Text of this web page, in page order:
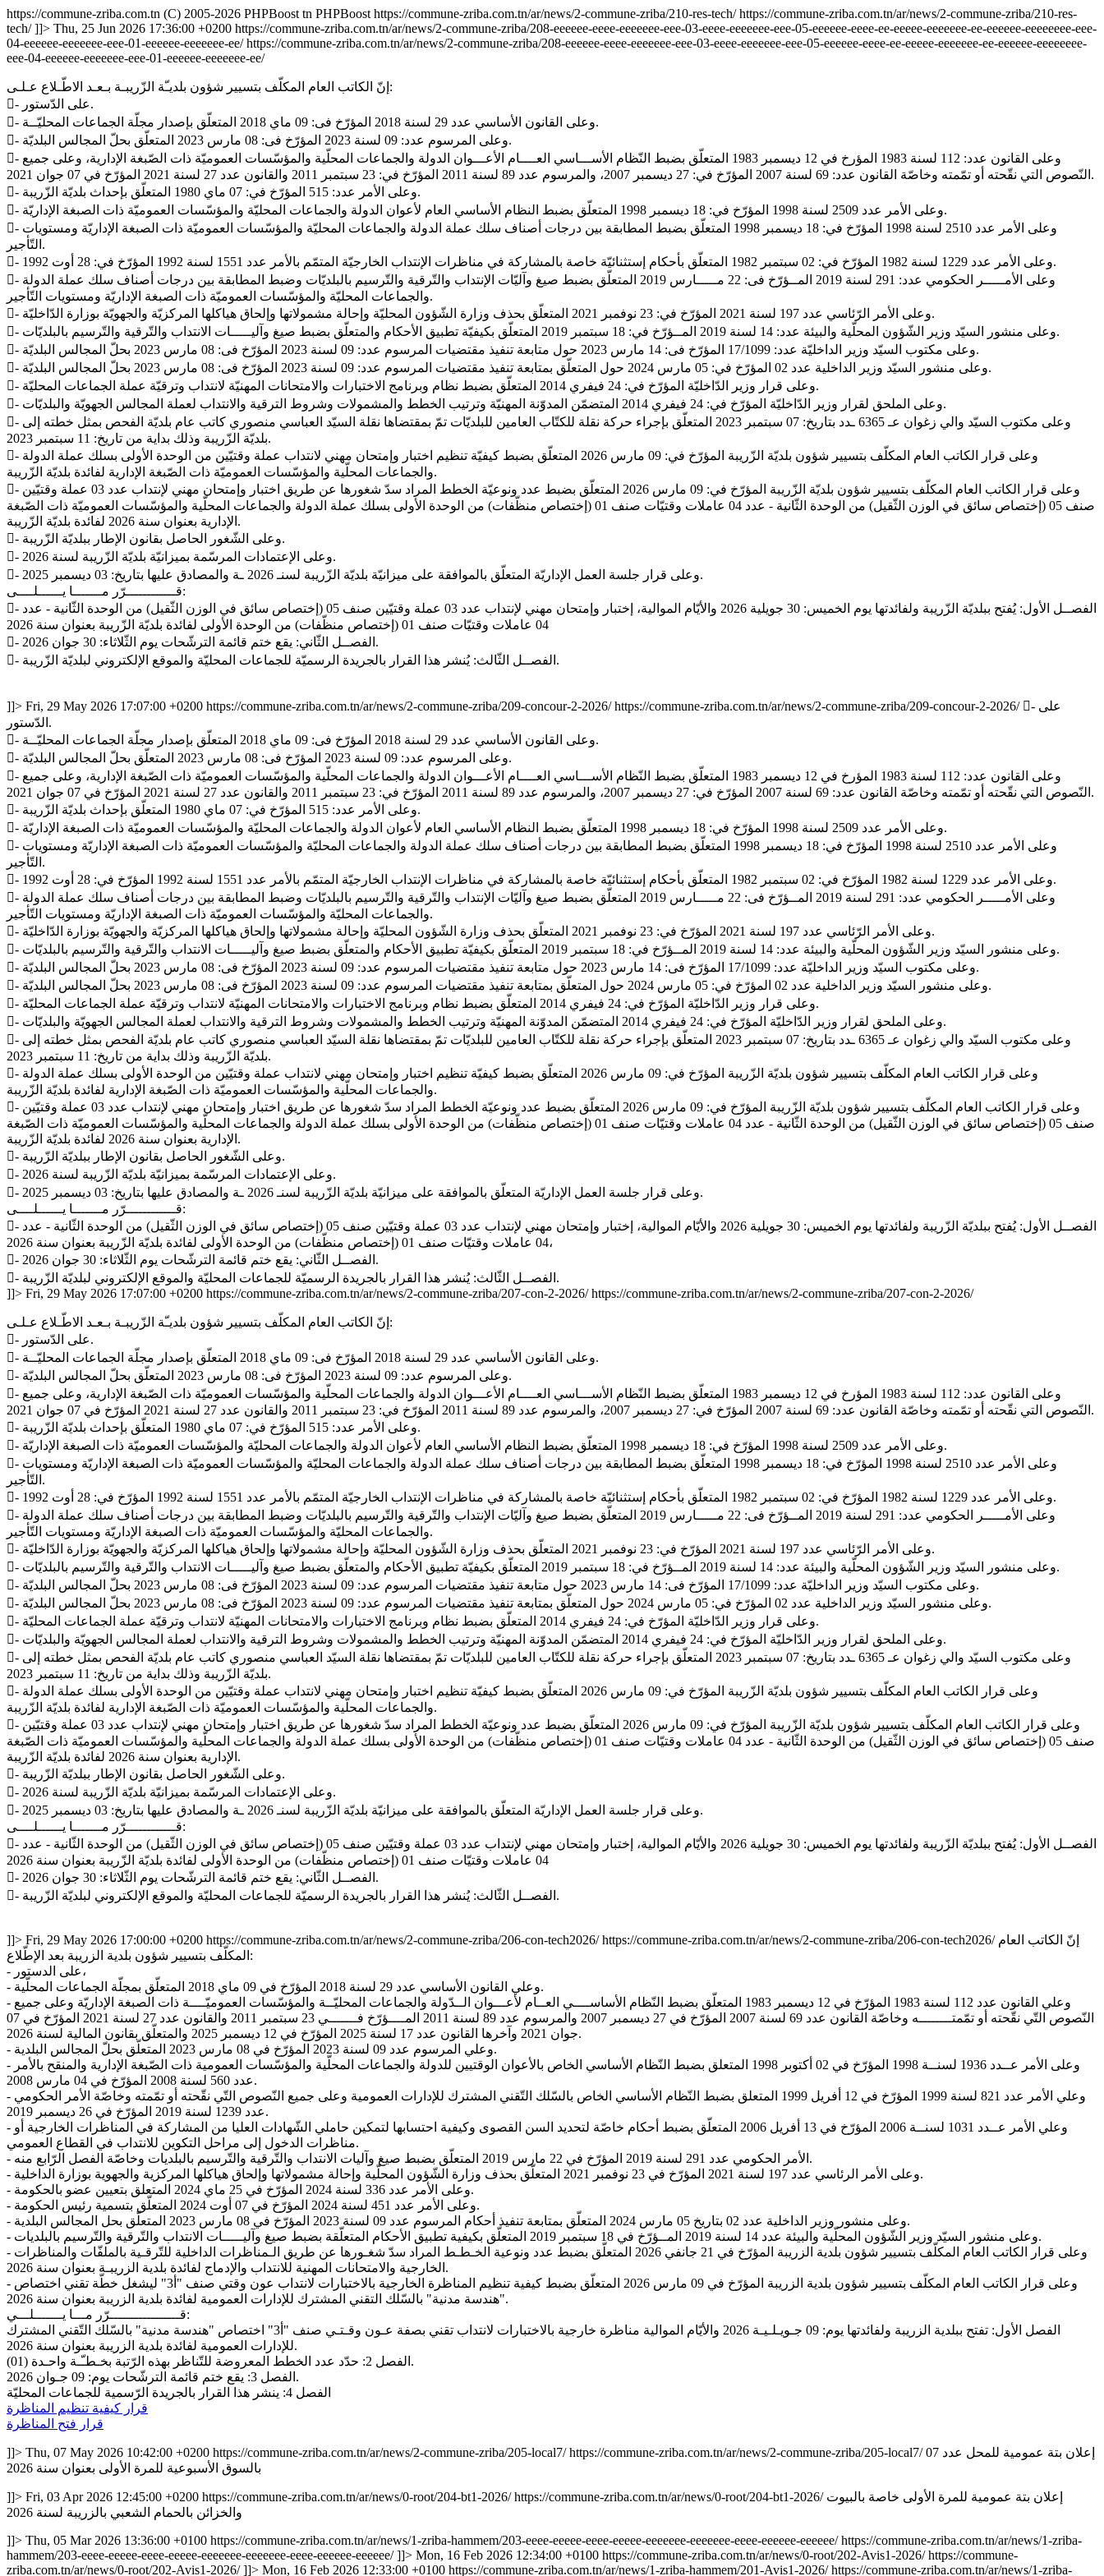
https://commune-zriba.com.tn (C) 2005-2026 PHPBoost tn PHPBoost https://commune-zriba.com.tn/ar/news/2-commune-zriba/210-res-tech/https://commune-zriba.com.tn/ar/news/2-commune-zriba/210-res-
tech/ ]]> Thu, 25 Jun 2026 17:36:00 +0200 https://commune-zriba.com.tn/ar/news/2-commune-zriba/208-eeeeee-eeee-eeeeeee-eee-03-eeee-eeeeeee-eee-05-eeeeee-eeee-ee-eeeee-eeeeeee-ee-eeeeee-eeeeeeee-eee-
04-eeeeee-eeeeeee-eee-01-eeeeee-eeeeeee-ee/https://commune-zriba.com.tn/ar/news/2-commune-zriba/208-eeeeee-eeee-eeeeeee-eee-03-eeee-eeeeeee-eee-05-eeeeee-eeee-ee-eeeee-eeeeeee-ee-eeeeee-eeeeeeee-
eee-04-eeeeee-eeeeeee-eee-01-eeeeee-eeeeeee-ee/
إنّ الكاتب العام المكلّف بتسيير شؤون بلديـّة الزّريبـة بـعـد الاطّـلاع عـلـى:
- على الدّستور.
- وعلى القانون الأساسي عدد 29 لسنة 2018 المؤرّخ فى: 09 ماي 2018 المتعلّق بإصدار مجلّة الجماعات المحليّــة.
- وعلى المرسوم عدد: 09 لسنة 2023 المؤرّخ فى: 08 مارس 2023 المتعلّق بحلّ المجالس البلديّة.
- وعلى القانون عدد: 112 لسنة 1983 المؤرخ في 12 ديسمبر 1983 المتعلّق بضبط النّظام الأســـاسي العــــام الأعـــوان الدولة والجماعات المحلّية والمؤسّسات العموميّة ذات الصّبغة الإدارية، وعلى جميع
النّصوص التي نقّحته أو تمّمته وخاصّة القانون عدد: 69 لسنة 2007 المؤرّخ في: 27 ديسمبر 2007، والمرسوم عدد 89 لسنة 2011 المؤرّخ في: 23 سبتمبر 2011 والقانون عدد 27 لسنة 2021 المؤرّخ في 07 جوان 2021.
- وعلى الأمر عدد: 515 المؤرّخ في: 07 ماي 1980 المتعلّق بإحداث بلديّة الزّريبة.
- وعلى الأمر عدد 2509 لسنة 1998 المؤرّخ في: 18 ديسمبر 1998 المتعلّق بضبط النظام الأساسي العام لأعوان الدولة والجماعات المحليّة والمؤسّسات العموميّة ذات الصبغة الإداريّة.
- وعلى الأمر عدد 2510 لسنة 1998 المؤرّخ في: 18 ديسمبر 1998 المتعلّق بضبط المطابقة بين درجات أصناف سلك عملة الدولة والجماعات المحليّة والمؤسّسات العموميّة ذات الصبغة الإداريّة ومستويات
التّأجير.
- وعلى الأمر عدد 1229 لسنة 1982 المؤرّخ في: 02 سبتمبر 1982 المتعلّق بأحكام إستثنائيّة خاصة بالمشاركة في مناظرات الإنتداب الخارجيّة المتمّم بالأمر عدد 1551 لسنة 1992 المؤرّخ في: 28 أوت 1992.
- وعلى الأمـــــر الحكومي عدد: 291 لسنة 2019 المــؤرّخ فى: 22 مـــــارس 2019 المتعلّق بضبط صيغ وآليّات الإنتداب والتّرقية والتّرسيم بالبلديّات وضبط المطابقة بين درجات أصناف سلك عملة الدولة
والجماعات المحليّة والمؤسّسات العموميّة ذات الصبغة الإداريّة ومستويات التّأجير.
- وعلى الأمر الرّئاسي عدد 197 لسنة 2021 المؤرّخ في: 23 نوفمبر 2021 المتعلّق بحذف وزارة الشّؤون المحليّة وإحالة مشمولاتها وإلحاق هياكلها المركزيّة والجهويّة بوزارة الدّاخليّة.
- وعلى منشور السيّد وزير الشّؤون المحلّية والبيئة عدد: 14 لسنة 2019 المــؤرّخ في: 18 سبتمبر 2019 المتعلّق بكيفيّة تطبيق الأحكام والمتعلّق بضبط صيغ وآليـــــات الانتداب والتّرقية والتّرسيم بالبلديّات.
- وعلى مكتوب السيّد وزير الداخليّة عدد: 17/1099 المؤرّخ فى: 14 مارس 2023 حول متابعة تنفيذ مقتضيات المرسوم عدد: 09 لسنة 2023 المؤرّخ فى: 08 مارس 2023 بحلّ المجالس البلديّة.
- وعلى منشور السيّد وزير الداخلية عدد 02 المؤرّخ في: 05 مارس 2024 حول المتعلّق بمتابعة تنفيذ مقتضيات المرسوم عدد: 09 لسنة 2023 المؤرّخ فى: 08 مارس 2023 بحلّ المجالس البلديّة.
- وعلى قرار وزير الدّاخليّة المؤرّخ في: 24 فيفري 2014 المتعلّق بضبط نظام وبرنامج الاختبارات والامتحانات المهنيّة لانتداب وترقيّة عملة الجماعات المحليّة.
- وعلى الملحق لقرار وزير الدّاخليّة المؤرّخ في: 24 فيفري 2014 المتضمّن المدوّنة المهنيّة وترتيب الخطط والمشمولات وشروط الترقية والانتداب لعملة المجالس الجهويّة والبلديّات.
- وعلى مكتوب السيّد والي زغوان عـ 6365 ـدد بتاريخ: 07 سبتمبر 2023 المتعلّق بإجراء حركة نقلة للكتّاب العامين للبلديّات تمّ بمقتضاها نقلة السيّد العباسي منصوري كاتب عام بلديّة الفحص بمثل خطته إلى
بلديّة الزّريبة وذلك بداية من تاريخ: 11 سبتمبر 2023.
- وعلى قرار الكاتب العام المكلّف بتسيير شؤون بلديّة الزّريبة المؤرّخ في: 09 مارس 2026 المتعلّق بضبط كيفيّة تنظيم اختبار وإمتحان مهني لانتداب عملة وقتيّين من الوحدة الأولى بسلك عملة الدولة
والجماعات المحلّية والمؤسّسات العموميّة ذات الصّبغة الإدارية لفائدة بلديّة الزّريبة.
- وعلى قرار الكاتب العام المكلّف بتسيير شؤون بلديّة الزّريبة المؤرّخ في: 09 مارس 2026 المتعلّق بضبط عدد ونوعيّة الخطط المراد سدّ شغورها عن طريق اختبار وإمتحان مهني لإنتداب عدد 03 عملة وقتيّين
صنف 05 (إختصاص سائق في الوزن الثّقيل) من الوحدة الثّانية - عدد 04 عاملات وقتيّات صنف 01 (إختصاص منظّفات) من الوحدة الأولى بسلك عملة الدولة والجماعات المحلّية والمؤسّسات العموميّة ذات الصّبغة
الإدارية بعنوان سنة 2026 لفائدة بلديّة الزّريبة.
- وعلى الشّغور الحاصل بقانون الإطار ببلديّة الزّريبة.
- وعلى الإعتمادات المرسّمة بميزانيّة بلديّة الزّريبة لسنة 2026.
- وعلى قرار جلسة العمل الإداريّة المتعلّق بالموافقة على ميزانيّة بلديّة الزّريبة لسنـ 2026 ـة والمصادق عليها بتاريخ: 03 ديسمبر 2025.
قــــــــــــرّر مـــــــا يــــــلــــى:
- الفصــل الأول: يُفتح ببلديّة الزّريبة ولفائدتها يوم الخميس: 30 جويلية 2026 والأيّام الموالية، إختبار وإمتحان مهني لإنتداب عدد 03 عملة وقتيّين صنف 05 (إختصاص سائق في الوزن الثّقيل) من الوحدة الثّانية - عدد
04 عاملات وقتيّات صنف 01 (إختصاص منظّفات) من الوحدة الأولى لفائدة بلديّة الزّريبة بعنوان سنة 2026
- الفصــل الثّاني: يقع ختم قائمة الترشّحات يوم الثّلاثاء: 30 جوان 2026.
- الفصــل الثّالث: يُنشر هذا القرار بالجريدة الرسميّة للجماعات المحليّة والموقع الإلكتروني لبلديّة الزّريبة.
]]> Fri, 29 May 2026 17:07:00 +0200 https://commune-zriba.com.tn/ar/news/2-commune-zriba/209-concour-2-2026/https://commune-zriba.com.tn/ar/news/2-commune-zriba/209-concour-2-2026/ - على
الدّستور.
- وعلى القانون الأساسي عدد 29 لسنة 2018 المؤرّخ فى: 09 ماي 2018 المتعلّق بإصدار مجلّة الجماعات المحليّــة.
- وعلى المرسوم عدد: 09 لسنة 2023 المؤرّخ فى: 08 مارس 2023 المتعلّق بحلّ المجالس البلديّة.
- وعلى القانون عدد: 112 لسنة 1983 المؤرخ في 12 ديسمبر 1983 المتعلّق بضبط النّظام الأســـاسي العــــام الأعـــوان الدولة والجماعات المحلّية والمؤسّسات العموميّة ذات الصّبغة الإدارية، وعلى جميع
النّصوص التي نقّحته أو تمّمته وخاصّة القانون عدد: 69 لسنة 2007 المؤرّخ في: 27 ديسمبر 2007، والمرسوم عدد 89 لسنة 2011 المؤرّخ في: 23 سبتمبر 2011 والقانون عدد 27 لسنة 2021 المؤرّخ في 07 جوان 2021.
- وعلى الأمر عدد: 515 المؤرّخ في: 07 ماي 1980 المتعلّق بإحداث بلديّة الزّريبة.
- وعلى الأمر عدد 2509 لسنة 1998 المؤرّخ في: 18 ديسمبر 1998 المتعلّق بضبط النظام الأساسي العام لأعوان الدولة والجماعات المحليّة والمؤسّسات العموميّة ذات الصبغة الإداريّة.
- وعلى الأمر عدد 2510 لسنة 1998 المؤرّخ في: 18 ديسمبر 1998 المتعلّق بضبط المطابقة بين درجات أصناف سلك عملة الدولة والجماعات المحليّة والمؤسّسات العموميّة ذات الصبغة الإداريّة ومستويات
التّأجير.
- وعلى الأمر عدد 1229 لسنة 1982 المؤرّخ في: 02 سبتمبر 1982 المتعلّق بأحكام إستثنائيّة خاصة بالمشاركة في مناظرات الإنتداب الخارجيّة المتمّم بالأمر عدد 1551 لسنة 1992 المؤرّخ في: 28 أوت 1992.
- وعلى الأمـــــر الحكومي عدد: 291 لسنة 2019 المــؤرّخ فى: 22 مـــــارس 2019 المتعلّق بضبط صيغ وآليّات الإنتداب والتّرقية والتّرسيم بالبلديّات وضبط المطابقة بين درجات أصناف سلك عملة الدولة
والجماعات المحليّة والمؤسّسات العموميّة ذات الصبغة الإداريّة ومستويات التّأجير.
- وعلى الأمر الرّئاسي عدد 197 لسنة 2021 المؤرّخ في: 23 نوفمبر 2021 المتعلّق بحذف وزارة الشّؤون المحليّة وإحالة مشمولاتها وإلحاق هياكلها المركزيّة والجهويّة بوزارة الدّاخليّة.
- وعلى منشور السيّد وزير الشّؤون المحلّية والبيئة عدد: 14 لسنة 2019 المــؤرّخ في: 18 سبتمبر 2019 المتعلّق بكيفيّة تطبيق الأحكام والمتعلّق بضبط صيغ وآليـــــات الانتداب والتّرقية والتّرسيم بالبلديّات.
- وعلى مكتوب السيّد وزير الداخليّة عدد: 17/1099 المؤرّخ فى: 14 مارس 2023 حول متابعة تنفيذ مقتضيات المرسوم عدد: 09 لسنة 2023 المؤرّخ فى: 08 مارس 2023 بحلّ المجالس البلديّة.
- وعلى منشور السيّد وزير الداخلية عدد 02 المؤرّخ في: 05 مارس 2024 حول المتعلّق بمتابعة تنفيذ مقتضيات المرسوم عدد: 09 لسنة 2023 المؤرّخ فى: 08 مارس 2023 بحلّ المجالس البلديّة.
- وعلى قرار وزير الدّاخليّة المؤرّخ في: 24 فيفري 2014 المتعلّق بضبط نظام وبرنامج الاختبارات والامتحانات المهنيّة لانتداب وترقيّة عملة الجماعات المحليّة.
- وعلى الملحق لقرار وزير الدّاخليّة المؤرّخ في: 24 فيفري 2014 المتضمّن المدوّنة المهنيّة وترتيب الخطط والمشمولات وشروط الترقية والانتداب لعملة المجالس الجهويّة والبلديّات.
- وعلى مكتوب السيّد والي زغوان عـ 6365 ـدد بتاريخ: 07 سبتمبر 2023 المتعلّق بإجراء حركة نقلة للكتّاب العامين للبلديّات تمّ بمقتضاها نقلة السيّد العباسي منصوري كاتب عام بلديّة الفحص بمثل خطته إلى
بلديّة الزّريبة وذلك بداية من تاريخ: 11 سبتمبر 2023.
- وعلى قرار الكاتب العام المكلّف بتسيير شؤون بلديّة الزّريبة المؤرّخ في: 09 مارس 2026 المتعلّق بضبط كيفيّة تنظيم اختبار وإمتحان مهني لانتداب عملة وقتيّين من الوحدة الأولى بسلك عملة الدولة
والجماعات المحلّية والمؤسّسات العموميّة ذات الصّبغة الإدارية لفائدة بلديّة الزّريبة.
- وعلى قرار الكاتب العام المكلّف بتسيير شؤون بلديّة الزّريبة المؤرّخ في: 09 مارس 2026 المتعلّق بضبط عدد ونوعيّة الخطط المراد سدّ شغورها عن طريق اختبار وإمتحان مهني لإنتداب عدد 03 عملة وقتيّين
صنف 05 (إختصاص سائق في الوزن الثّقيل) من الوحدة الثّانية - عدد 04 عاملات وقتيّات صنف 01 (إختصاص منظّفات) من الوحدة الأولى بسلك عملة الدولة والجماعات المحلّية والمؤسّسات العموميّة ذات الصّبغة
الإدارية بعنوان سنة 2026 لفائدة بلديّة الزّريبة.
- وعلى الشّغور الحاصل بقانون الإطار ببلديّة الزّريبة.
- وعلى الإعتمادات المرسّمة بميزانيّة بلديّة الزّريبة لسنة 2026.
- وعلى قرار جلسة العمل الإداريّة المتعلّق بالموافقة على ميزانيّة بلديّة الزّريبة لسنـ 2026 ـة والمصادق عليها بتاريخ: 03 ديسمبر 2025.
قــــــــــــرّر مـــــــا يــــــلــــى:
- الفصــل الأول: يُفتح ببلديّة الزّريبة ولفائدتها يوم الخميس: 30 جويلية 2026 والأيّام الموالية، إختبار وإمتحان مهني لإنتداب عدد 03 عملة وقتيّين صنف 05 (إختصاص سائق في الوزن الثّقيل) من الوحدة الثّانية - عدد
04 عاملات وقتيّات صنف 01 (إختصاص منظّفات) من الوحدة الأولى لفائدة بلديّة الزّريبة بعنوان سنة 2026،
- الفصــل الثّاني: يقع ختم قائمة الترشّحات يوم الثّلاثاء: 30 جوان 2026.
- الفصــل الثّالث: يُنشر هذا القرار بالجريدة الرسميّة للجماعات المحليّة والموقع الإلكتروني لبلديّة الزّريبة.
]]> Fri, 29 May 2026 17:07:00 +0200 https://commune-zriba.com.tn/ar/news/2-commune-zriba/207-con-2-2026/https://commune-zriba.com.tn/ar/news/2-commune-zriba/207-con-2-2026/
إنّ الكاتب العام المكلّف بتسيير شؤون بلديـّة الزّريبـة بـعـد الاطّـلاع عـلـى:
- على الدّستور.
- وعلى القانون الأساسي عدد 29 لسنة 2018 المؤرّخ فى: 09 ماي 2018 المتعلّق بإصدار مجلّة الجماعات المحليّــة.
- وعلى المرسوم عدد: 09 لسنة 2023 المؤرّخ فى: 08 مارس 2023 المتعلّق بحلّ المجالس البلديّة.
- وعلى القانون عدد: 112 لسنة 1983 المؤرخ في 12 ديسمبر 1983 المتعلّق بضبط النّظام الأســـاسي العــــام الأعـــوان الدولة والجماعات المحلّية والمؤسّسات العموميّة ذات الصّبغة الإدارية، وعلى جميع
النّصوص التي نقّحته أو تمّمته وخاصّة القانون عدد: 69 لسنة 2007 المؤرّخ في: 27 ديسمبر 2007، والمرسوم عدد 89 لسنة 2011 المؤرّخ في: 23 سبتمبر 2011 والقانون عدد 27 لسنة 2021 المؤرّخ في 07 جوان 2021.
- وعلى الأمر عدد: 515 المؤرّخ في: 07 ماي 1980 المتعلّق بإحداث بلديّة الزّريبة.
- وعلى الأمر عدد 2509 لسنة 1998 المؤرّخ في: 18 ديسمبر 1998 المتعلّق بضبط النظام الأساسي العام لأعوان الدولة والجماعات المحليّة والمؤسّسات العموميّة ذات الصبغة الإداريّة.
- وعلى الأمر عدد 2510 لسنة 1998 المؤرّخ في: 18 ديسمبر 1998 المتعلّق بضبط المطابقة بين درجات أصناف سلك عملة الدولة والجماعات المحليّة والمؤسّسات العموميّة ذات الصبغة الإداريّة ومستويات
التّأجير.
- وعلى الأمر عدد 1229 لسنة 1982 المؤرّخ في: 02 سبتمبر 1982 المتعلّق بأحكام إستثنائيّة خاصة بالمشاركة في مناظرات الإنتداب الخارجيّة المتمّم بالأمر عدد 1551 لسنة 1992 المؤرّخ في: 28 أوت 1992.
- وعلى الأمـــــر الحكومي عدد: 291 لسنة 2019 المــؤرّخ فى: 22 مـــــارس 2019 المتعلّق بضبط صيغ وآليّات الإنتداب والتّرقية والتّرسيم بالبلديّات وضبط المطابقة بين درجات أصناف سلك عملة الدولة
والجماعات المحليّة والمؤسّسات العموميّة ذات الصبغة الإداريّة ومستويات التّأجير.
- وعلى الأمر الرّئاسي عدد 197 لسنة 2021 المؤرّخ في: 23 نوفمبر 2021 المتعلّق بحذف وزارة الشّؤون المحليّة وإحالة مشمولاتها وإلحاق هياكلها المركزيّة والجهويّة بوزارة الدّاخليّة.
- وعلى منشور السيّد وزير الشّؤون المحلّية والبيئة عدد: 14 لسنة 2019 المــؤرّخ في: 18 سبتمبر 2019 المتعلّق بكيفيّة تطبيق الأحكام والمتعلّق بضبط صيغ وآليـــــات الانتداب والتّرقية والتّرسيم بالبلديّات.
- وعلى مكتوب السيّد وزير الداخليّة عدد: 17/1099 المؤرّخ فى: 14 مارس 2023 حول متابعة تنفيذ مقتضيات المرسوم عدد: 09 لسنة 2023 المؤرّخ فى: 08 مارس 2023 بحلّ المجالس البلديّة.
- وعلى منشور السيّد وزير الداخلية عدد 02 المؤرّخ في: 05 مارس 2024 حول المتعلّق بمتابعة تنفيذ مقتضيات المرسوم عدد: 09 لسنة 2023 المؤرّخ فى: 08 مارس 2023 بحلّ المجالس البلديّة.
- وعلى قرار وزير الدّاخليّة المؤرّخ في: 24 فيفري 2014 المتعلّق بضبط نظام وبرنامج الاختبارات والامتحانات المهنيّة لانتداب وترقيّة عملة الجماعات المحليّة.
- وعلى الملحق لقرار وزير الدّاخليّة المؤرّخ في: 24 فيفري 2014 المتضمّن المدوّنة المهنيّة وترتيب الخطط والمشمولات وشروط الترقية والانتداب لعملة المجالس الجهويّة والبلديّات.
- وعلى مكتوب السيّد والي زغوان عـ 6365 ـدد بتاريخ: 07 سبتمبر 2023 المتعلّق بإجراء حركة نقلة للكتّاب العامين للبلديّات تمّ بمقتضاها نقلة السيّد العباسي منصوري كاتب عام بلديّة الفحص بمثل خطته إلى
بلديّة الزّريبة وذلك بداية من تاريخ: 11 سبتمبر 2023.
- وعلى قرار الكاتب العام المكلّف بتسيير شؤون بلديّة الزّريبة المؤرّخ في: 09 مارس 2026 المتعلّق بضبط كيفيّة تنظيم اختبار وإمتحان مهني لانتداب عملة وقتيّين من الوحدة الأولى بسلك عملة الدولة
والجماعات المحلّية والمؤسّسات العموميّة ذات الصّبغة الإدارية لفائدة بلديّة الزّريبة.
- وعلى قرار الكاتب العام المكلّف بتسيير شؤون بلديّة الزّريبة المؤرّخ في: 09 مارس 2026 المتعلّق بضبط عدد ونوعيّة الخطط المراد سدّ شغورها عن طريق اختبار وإمتحان مهني لإنتداب عدد 03 عملة وقتيّين
صنف 05 (إختصاص سائق في الوزن الثّقيل) من الوحدة الثّانية - عدد 04 عاملات وقتيّات صنف 01 (إختصاص منظّفات) من الوحدة الأولى بسلك عملة الدولة والجماعات المحلّية والمؤسّسات العموميّة ذات الصّبغة
الإدارية بعنوان سنة 2026 لفائدة بلديّة الزّريبة.
- وعلى الشّغور الحاصل بقانون الإطار ببلديّة الزّريبة.
- وعلى الإعتمادات المرسّمة بميزانيّة بلديّة الزّريبة لسنة 2026.
- وعلى قرار جلسة العمل الإداريّة المتعلّق بالموافقة على ميزانيّة بلديّة الزّريبة لسنـ 2026 ـة والمصادق عليها بتاريخ: 03 ديسمبر 2025.
قــــــــــــرّر مـــــــا يــــــلــــى:
- الفصــل الأول: يُفتح ببلديّة الزّريبة ولفائدتها يوم الخميس: 30 جويلية 2026 والأيّام الموالية، إختبار وإمتحان مهني لإنتداب عدد 03 عملة وقتيّين صنف 05 (إختصاص سائق في الوزن الثّقيل) من الوحدة الثّانية - عدد
04 عاملات وقتيّات صنف 01 (إختصاص منظّفات) من الوحدة الأولى لفائدة بلديّة الزّريبة بعنوان سنة 2026
- الفصــل الثّاني: يقع ختم قائمة الترشّحات يوم الثّلاثاء: 30 جوان 2026.
- الفصــل الثّالث: يُنشر هذا القرار بالجريدة الرسميّة للجماعات المحليّة والموقع الإلكتروني لبلديّة الزّريبة.
]]> Fri, 29 May 2026 17:00:00 +0200 https://commune-zriba.com.tn/ar/news/2-commune-zriba/206-con-tech2026/https://commune-zriba.com.tn/ar/news/2-commune-zriba/206-con-tech2026/ إنّ الكاتب العام
المكلّف بتسيير شؤون بلدية الزريبة بعد الإطّلاع:
- على الدستور،
- وعلي القانون الأساسي عدد 29 لسنة 2018 المؤرّخ في 09 ماي 2018 المتعلّق بمجلّة الجماعات المحلّية.
- وعلي القانون عدد 112 لسنة 1983 المؤرّخ في 12 ديسمبر 1983 المتعلّق بضبط النّظام الأساســــي العــام لأعـــوان الــدّولة والجماعات المحليّــة والمؤسّسات العموميّــــة ذات الصبغة الإداريّة وعلى جميع
النّصوص التّي نقّحته أو تمّمتــــــــه وخاصّة القانون عدد 69 لسنة 2007 المؤرّخ في 27 ديسمبر 2007 والمرسوم عدد 89 لسنة 2011 المــــؤرّخ فـــــــي 23 سبتمبر 2011 والقانون عدد 27 لسنة 2021 المؤرّخ في 07
جوان 2021 وآخرها القانون عدد 17 لسنة 2025 المؤرّخ في 12 ديسمبر 2025 والمتعلّق بقانون المالية لسنة 2026.
- وعلي المرسوم عدد 09 لسنة 2023 المؤرّخ في 08 مارس 2023 المتعلّق بحلّ المجالس البلدية.
- وعلى الأمر عــدد 1936 لسنــة 1998 المؤرّخ في 02 أكتوبر 1998 المتعلق بضبط النّظام الأساسي الخاص بالأعوان الوقتيين للدولة والجماعات المحلّية والمؤسّسات العمومية ذات الصّبغة الإدارية والمنقح بالأمر
عدد 560 لسنة 2008 المؤرّخ في 04 مارس 2008.
- وعلي الأمر عدد 821 لسنة 1999 المؤرّخ في 12 أفريل 1999 المتعلق بضبط النّظام الأساسي الخاص بالسّلك التّقني المشترك للإدارات العمومية وعلى جميع النّصوص التّي نقّحته أو تمّمته وخاصّة الأمر الحكومي
عدد 1239 لسنة 2019 المؤرّخ في 26 ديسمبر 2019.
- وعلي الأمر عــدد 1031 لسنــة 2006 المؤرّخ في 13 أفريل 2006 المتعلّق بضبط أحكام خاصّة لتحديد السن القصوى وكيفية احتسابها لتمكين حاملي الشّهادات العليا من المشاركة في المناظرات الخارجية أو
مناظرات الدخول إلى مراحل التكوين للانتداب في القطاع العمومي.
- الأمر الحكومي عدد 291 لسنة 2019 المؤرّخ في 22 مارس 2019 المتعلّق بضبط صيغ وآليات الانتداب والتّرقية والتّرسيم بالبلديات وخاصّة الفصل الرّابع منه.
- وعلى الأمر الرئاسي عدد 197 لسنة 2021 المؤرّخ في 23 نوفمبر 2021 المتعلّق بحذف وزارة الشّؤون المحلّية وإحالة مشمولاتها وإلحاق هياكلها المركزية والجهوية بوزارة الداخلية.
- وعلى الأمر عدد 336 لسنة 2024 المؤرّخ في 25 ماي 2024 المتعلق بتعيين عضو بالحكومة.
- وعلى الأمر عدد 451 لسنة 2024 المؤرّخ في 07 أوت 2024 المتعلّق بتسمية رئيس الحكومة.
- وعلى منشور وزير الداخلية عدد 02 بتاريخ 05 مارس 2024 المتعلّق بمتابعة تنفيذ أحكام المرسوم عدد 09 لسنة 2023 المؤرّخ في 08 مارس 2023 المتعلّق بحل المجالس البلدية.
- وعلى منشور السيّد وزير الشّؤون المحلّية والبيئة عدد 14 لسنة 2019 المــؤرّخ في 18 سبتمبر 2019 المتعلّق بكيفية تطبيق الأحكام المتعلّقة بضبط صيغ وآليـــــات الانتداب والتّرقية والتّرسيم بالبلديات.
- وعلى قرار الكاتب العام المكلّف بتسيير شؤون بلدية الزريبة المؤرّخ في 21 جانفي 2026 المتعلّق بضبط عدد ونوعية الخـطـط المراد سدّ شغـورها عن طريق الـمناظرات الداخلية للتّرقـية بالملفّات والمناظرات
الخارجية والامتحانات المهنية للانتداب والإدماج لفائدة بلدية الزريبـة بعنوان سنة 2026.
- وعلى قرار الكاتب العام المكلّف بتسيير شؤون بلدية الزريبة المؤرّخ في 09 مارس 2026 المتعلّق بضبط كيفية تنظيم المناظرة الخارجية بالاختبارات لانتداب عون وقتي صنف "أ3" ليشغل خطّة تقني اختصاص
"هندسة مدنية" بالسّلك التقني المشترك للإدارات العمومية لفائدة بلدية الزريبة بعنوان سنة 2026.
قـــــــــــــــــرّر مـــا يـــــــلـــي:
الفصل الأول: تفتح ببلدية الزريبة ولفائدتها يوم: 09 جـويـلـيـة 2026 والأيّام الموالية مناظرة خارجية بالاختبارات لانتداب تقني بصفة عـون وقـتـي صنف "أ3" اختصاص "هندسة مدنية" بالسّلك التّقني المشترك
للإدارات العمومية لفائدة بلدية الزريبة بعنوان سنة 2026.
الفصل 2: حدّد عدد الخطط المعروضة للتّناظر بهذه الرّتبة بخـطـّـة واحـدة (01).
الفصل 3: يقع ختم قائمة الترشّحات يوم: 09 جـوان 2026.
الفصل 4: ينشر هذا القرار بالجريدة الرّسمية للجماعات المحليّة
قرار كيفية تنظيم المناظرة
قرار فتح المناظرة
]]> Thu, 07 May 2026 10:42:00 +0200 https://commune-zriba.com.tn/ar/news/2-commune-zriba/205-local7/https://commune-zriba.com.tn/ar/news/2-commune-zriba/205-local7/ إعلان بتة عمومية للمحل عدد 07
بالسوق الأسبوعية للمرة الأولى بعنوان سنة 2026
]]> Fri, 03 Apr 2026 12:45:00 +0200 https://commune-zriba.com.tn/ar/news/0-root/204-bt1-2026/https://commune-zriba.com.tn/ar/news/0-root/204-bt1-2026/ إعلان بتة عمومية للمرة الأولى خاصة بالبيوت
والخزائن بالحمام الشعبي بالزريبة لسنة 2026
]]> Thu, 05 Mar 2026 13:36:00 +0100 https://commune-zriba.com.tn/ar/news/1-zriba-hammem/203-eeee-eeeee-eeee-eeeee-eeeeeee-eeeeeee-eeee-eeeeee-eeeeee/https://commune-zriba.com.tn/ar/news/1-zriba-
hammem/203-eeee-eeeee-eeee-eeeee-eeeeeee-eeeeeee-eeee-eeeeee-eeeeee/ ]]> Mon, 16 Feb 2026 12:34:00 +0100 https://commune-zriba.com.tn/ar/news/0-root/202-Avis1-2026/https://commune-
zriba.com.tn/ar/news/0-root/202-Avis1-2026/ ]]> Mon, 16 Feb 2026 12:33:00 +0100 https://commune-zriba.com.tn/ar/news/1-zriba-hammem/201-Avis1-2026/https://commune-zriba.com.tn/ar/news/1-zriba-